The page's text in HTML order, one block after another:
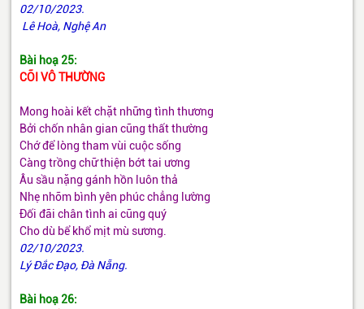
02/10/2023.
Lê Hoà, Nghệ An
Bài hoạ 25:
CÕI VÔ THƯỜNG
Mong hoài kết chặt những tình thương
Bởi chốn nhân gian cũng thất thường
Chớ để lòng tham vùi cuộc sống
Càng trồng chữ thiện bớt tai ương
Âu sầu nặng gánh hồn luôn thả
Nhẹ nhõm bình yên phúc chẳng lường
Đối đãi chân tình ai cũng quý
Cho dù bể khổ mịt mù sương.
02/10/2023.
Lý Đắc Đạo, Đà Nẵng.
Bài hoạ 26: